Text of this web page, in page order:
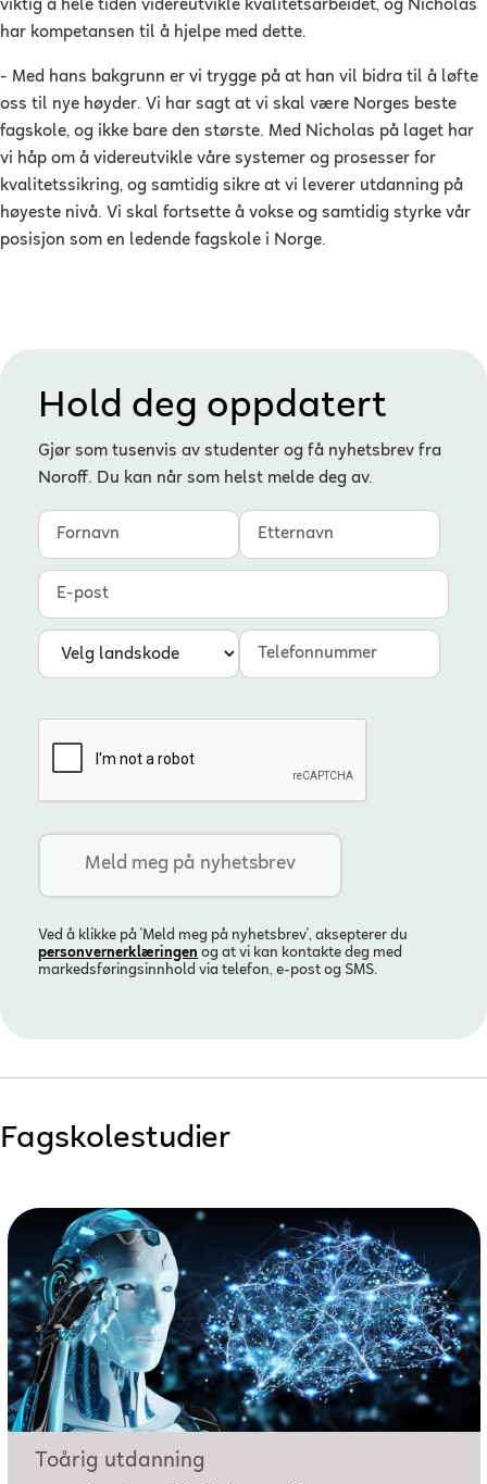
viktig å hele tiden videreutvikle kvalitetsarbeidet, og Nicholas
har kompetansen til å hjelpe med dette.
- Med hans bakgrunn er vi trygge på at han vil bidra til å løfte
oss til nye høyder. Vi har sagt at vi skal være Norges beste
fagskole, og ikke bare den største. Med Nicholas på laget har
vi håp om å videreutvikle våre systemer og prosesser for
kvalitetssikring, og samtidig sikre at vi leverer utdanning på
høyeste nivå. Vi skal fortsette å vokse og samtidig styrke vår
posisjon som en ledende fagskole i Norge.
Hold deg oppdatert
Gjør som tusenvis av studenter og få nyhetsbrev fra
Noroff. Du kan når som helst melde deg av.
Fornavn
Etternavn
E-post
Landskode
Telefonnummer
Ved å klikke på 'Meld meg på nyhetsbrev', aksepterer du
personvern­erklæringen og at vi kan kontakte deg med
markedsføringsinnhold via telefon, e-post og SMS.
Fagskolestudier
Toårig utdanning